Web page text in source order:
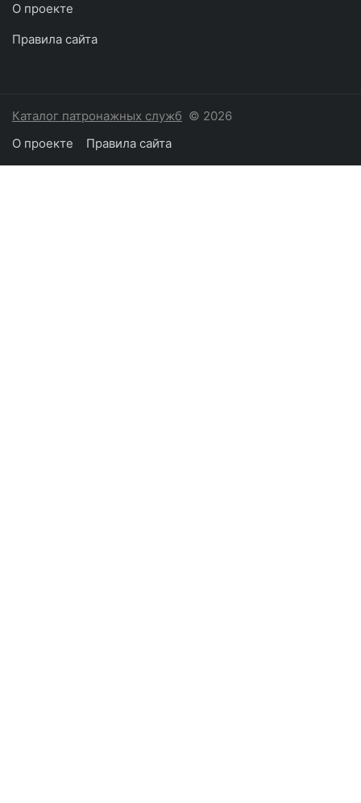
О проекте
Правила сайта
Каталог патронажных служб © 2026
О проекте
Правила сайта